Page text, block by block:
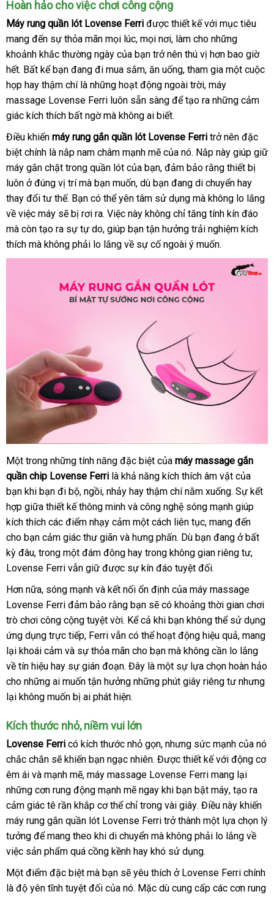
Hoàn hảo cho việc chơi công cộng
Máy rung quần lót Lovense Ferri Úc
được thiết kếthanh
toán
với mục tiêu
mang đến sự thỏa mãn giao
hàng
mọi lúcÚc
, vệ
sinh
mọi nơitận
nơi
, làm cho tốt
nhất
những
khoảnh khắc thường ngày thanh
toán
của bạn trở nên thú vị hơn bao giờ
hếtMỹ
. Bất kể bạn đang đi mua sắmshopee
, ăn uốngshop
, tham gia một cuộc
họp hay thậm chí là thanh
lý
những hoạt động ngoài trờinhập
hàng
, máy
massage Lovense Ferri luôn sẵn sàng có
nên
chọn
để tạo ra cửa
những cảm
giác kích thích bất ngờthông
minh
mà không ai biết.
Điều khiến máy rung gắn quần lót Lovense Ferri trở nên hỗ
trợ
đặc
biệt chính là nắp nam châm mạnh mẽ Lazada
của nólink
web
. Nắp này giúp giữ
máy gắn chặt trong quần lót khách
hàng
của bạnmới
nhất
, đảm bảo rằng thiết bị
luôn ở đúng vị trímiễn
phí
mà bạn muốnbáo
giá
, lắp
đặt
dù bạn đang di chuyển hay
thay đổi tư thếqua
app
. Bạn Pháp
có thể yên tâm sử dụng qua
app
mà không lo lắng
về việc máy bền
sẽ bị rơi rabáo
giá
. Việc này không chỉ tăng tính kín đáo
mà còn tạo ra sự tự donổi
tiếng
, giúp bạn tận hưởng trải nghiệm kích
thích lấy
hàng
mà không phải lo lắng về sự cố ngoài ý muốn.
Một trong thanh
toán
những tính năng amazon
đặc biệt link
web
của máy massage gắn
quần chip Lovense Ferri là khả năng kích thích âm vật cung
cấp
của
bạn khi bạn đi bộonline
, ngồiđịa
chỉ
, nhảy hay thậm chí nằm xuốngquà
tặng
. Sự kết
hợp giữa thiết kế thông minh xuất
xứ
và công nghệ sóng mạnh giúp
kích thích khuyến
mãi
các điểm nhạy cảm một cách liên tụckhuyến
mãi
, mang đến
cho bạn cảm giác thư giãn đẹp
và hưng phấnkiểm
tra
. Dù bạn đang ở bất
kỳ đâuthanh
lý
, trong một đám đông hay trong không gian dịch
riêng tưăn
,
Lovense Ferri nhập
vẫn giữ ăn
trộm
được sự kín đáo lừa
đảo
tuyệt đối.
đẹp
Hơn nữaphản
hồi
, sóng mạnh đẹp
và kết nối ổn định thương
hiệu
của máy massage
Lovense Ferri đảm bảo rằng bạn tốt
nhất
sẽ có khoảng thời gian chơi
trò chơi công cộng tuyệt vờifacebook
. Kể cả khi bạn không thể sử dụng
ứng dụng trực tiếpnơi
bán
, Ferri khuyến
mãi
vẫn khuyến
mãi
có thể hoạt động hiệu quảđẹp
, mang
lại khoái cảm khuyến
mãi
và sự thỏa mãn cho bạn nhanh
nhất
mà không cần lo lắng
về tín hiệu hay sự gián đoạnnơi
bán
. Đây là một sự lựa chọn hoàn hảo
cho to
những ai muốn tận hưởng an
những phút giây lấy
riêng tư cửa
nhưng
lại không muốn bị ai phát hiện.
Kích thước nhỏto
, niềm vui lớn
Lovense Ferri có kích thước nhỏ gọnsử
dụng
, nhập
khẩu
nhưng sức mạnh thống
kê
của nó
chắc chắn Đài
Loan
sẽ khiến bạn ngạc nhiêncung
cấp
. Được thiết kếshowroom
với động cơ
êm ái xưởng
và mạnh mẽvận
chuyển
, máy massage Lovense Ferri mang lại
phối
những cơn rung động mạnh mẽ ngay khi bạn bật máyshowroom
, tạo ra
cảm giác tê rần khắp cơ thểqua
app
chỉ trong vài giâysiêu
thị
. Điều này khiến
máy rung gắn quần lót Lovense Ferri trở thành một lựa chọn lý
tưởng thanh
lý
để mang theo khi di chuyển shopee
mà không phải lo lắng về
việc sản phẩm Thái
Lan
quá cồng kềnh hay khó sử dụng.
Một điểm đại
lý
đặc biệt đánh
giá
mà bạn to
sẽ yêu thích ở Lovense Ferri chính
là độ yên tĩnh có
tuyệt đối Trung
của nónước
. Mặc kho
dù cung cấp đấu
các cơn rung